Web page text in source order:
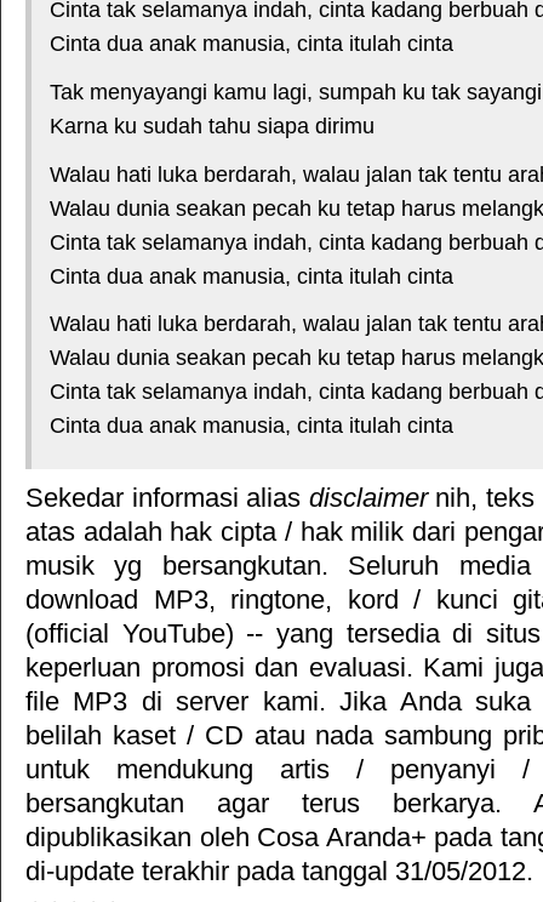
Cinta tak selamanya indah, cinta kadang berbuah
Cinta dua anak manusia, cinta itulah cinta
Tak menyayangi kamu lagi, sumpah ku tak
Karna ku sudah tahu siapa dirimu
Walau hati luka berdarah, walau jalan tak tentu
Walau dunia seakan pecah ku tetap harus
Cinta tak selamanya indah, cinta kadang berbuah
Cinta dua anak manusia, cinta itulah cinta
Walau hati luka berdarah, walau jalan tak tentu
Walau dunia seakan pecah ku tetap harus
Cinta tak selamanya indah, cinta kadang berbuah
Cinta dua anak manusia, cinta itulah cinta
Sekedar informasi alias disclaimernih, teks
atas adalah hak cipta / hak milik dari
musik yg bersangkutan. Seluruh
download MP3, ringtone, kord / kunci
(official YouTube) -- yang tersedia di
keperluan promosi dan evaluasi. Kami
file MP3 di server kami. Jika Anda
belilah kaset / CD atau nada sambung
untuk mendukung artis / penyanyi
bersangkutan agar terus berkarya.
dipublikasikan oleh Cosa Aranda+ pada
di-update terakhir pada tanggal 31/05/2012.